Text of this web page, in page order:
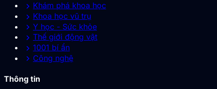
chevron_right Khám phá khoa học
chevron_right Khoa học vũ trụ
chevron_right Y học - Sức khỏe
chevron_right Thế giới động vật
chevron_right 1001 bí ẩn
chevron_right Công nghệ
Thông tin